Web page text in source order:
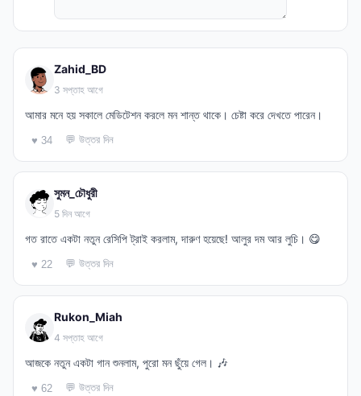
Zahid_BD
3 সপ্তাহ আগে
আমার মনে হয় সকালে মেডিটেশন করলে মন শান্ত থাকে। চেষ্টা করে দেখতে পারেন।
♥ 34 💬 উত্তর দিন
সুমন_চৌধুরী
5 দিন আগে
গত রাতে একটা নতুন রেসিপি ট্রাই করলাম, দারুণ হয়েছে! আলুর দম আর লুচি। 😋
♥ 22 💬 উত্তর দিন
Rukon_Miah
4 সপ্তাহ আগে
আজকে নতুন একটা গান শুনলাম, পুরো মন ছুঁয়ে গেল। 🎶
♥ 62 💬 উত্তর দিন